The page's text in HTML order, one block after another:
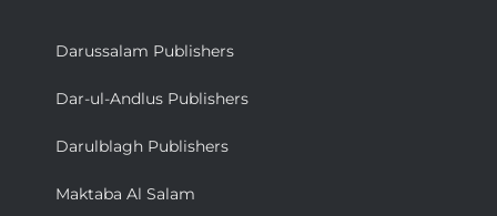
Darussalam Publishers
Dar-ul-Andlus Publishers
Darulblagh Publishers
Maktaba Al Salam